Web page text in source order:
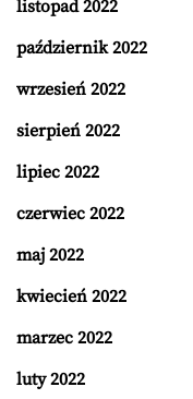
listopad 2022
październik 2022
wrzesień 2022
sierpień 2022
lipiec 2022
czerwiec 2022
maj 2022
kwiecień 2022
marzec 2022
luty 2022